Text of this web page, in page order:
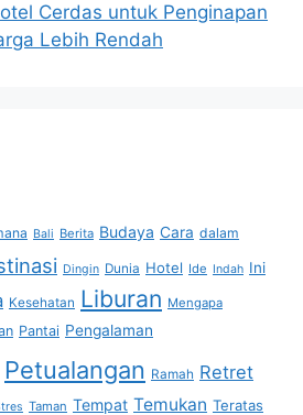
Cerdas untuk Penginapan
Lebih Rendah
Bali Berita Budaya Cara dalam
Dingin Dunia Hotel Ide Indah Ini
Kesehatan Liburan Mengapa
Pantai Pengalaman
Petualangan Ramah Retret
Taman Tempat Temukan Teratas